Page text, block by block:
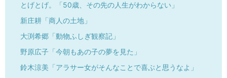
編集部
とげとげ。「50歳、その先の人生がわからない」
新庄耕「商人の土地」
大渕希郷「動物ふしぎ観察記」
野原広子「今朝もあの子の夢を見た」
鈴木涼美「アラサー女がそんなことで喜ぶと思うなよ」